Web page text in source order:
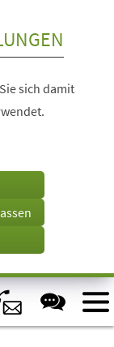
sich damit